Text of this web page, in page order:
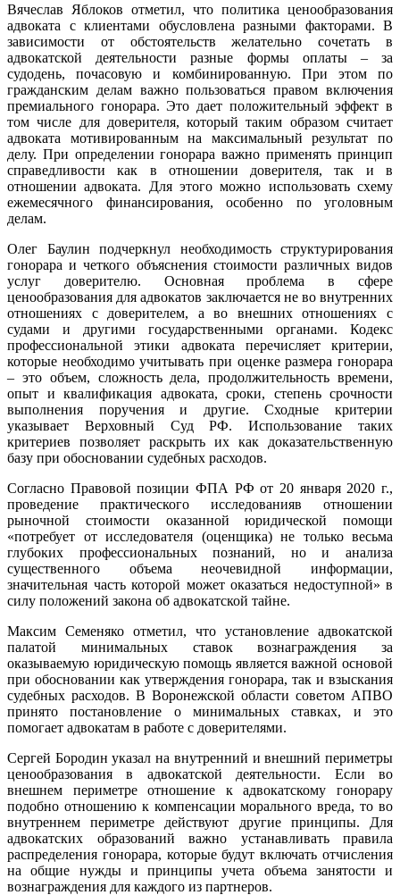
Вячеслав Яблоков отметил, что политика ценообразования
адвоката с клиентами обусловлена разными факторами. В
зависимости от обстоятельств желательно сочетать в
адвокатской деятельности разные формы оплаты – за
судодень, почасовую и комбинированную. При этом по
гражданским делам важно пользоваться правом включения
премиального гонорара. Это дает положительный эффект в
том числе для доверителя, который таким образом считает
адвоката мотивированным на максимальный результат по
делу. При определении гонорара важно применять принцип
справедливости как в отношении доверителя, так и в
отношении адвоката. Для этого можно использовать схему
ежемесячного финансирования, особенно по уголовным
делам.
Олег Баулин подчеркнул необходимость структурирования
гонорара и четкого объяснения стоимости различных видов
услуг доверителю. Основная проблема в сфере
ценообразования для адвокатов заключается не во внутренних
отношениях с доверителем, а во внешних отношениях с
судами и другими государственными органами. Кодекс
профессиональной этики адвоката перечисляет критерии,
которые необходимо учитывать при оценке размера гонорара
– это объем, сложность дела, продолжительность времени,
опыт и квалификация адвоката, сроки, степень срочности
выполнения поручения и другие. Сходные критерии
указывает Верховный Суд РФ. Использование таких
критериев позволяет раскрыть их как доказательственную
базу при обосновании судебных расходов.
Согласно Правовой позиции ФПА РФ от 20 января 2020 г.,
проведение практического исследованияв отношении
рыночной стоимости оказанной юридической помощи
«потребует от исследователя (оценщика) не только весьма
глубоких профессиональных познаний, но и анализа
существенного объема неочевидной информации,
значительная часть которой может оказаться недоступной» в
силу положений закона об адвокатской тайне.
Максим Семеняко отметил, что установление адвокатской
палатой минимальных ставок вознаграждения за
оказываемую юридическую помощь является важной основой
при обосновании как утверждения гонорара, так и взыскания
судебных расходов. В Воронежской области советом АПВО
принято постановление о минимальных ставках, и это
помогает адвокатам в работе с доверителями.
Сергей Бородин указал на внутренний и внешний периметры
ценообразования в адвокатской деятельности. Если во
внешнем периметре отношение к адвокатскому гонорару
подобно отношению к компенсации морального вреда, то во
внутреннем периметре действуют другие принципы. Для
адвокатских образований важно устанавливать правила
распределения гонорара, которые будут включать отчисления
на общие нужды и принципы учета объема занятости и
вознаграждения для каждого из партнеров.